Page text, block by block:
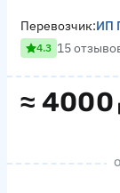
≈ 4000
Перевозчик:ИП
4.3 15